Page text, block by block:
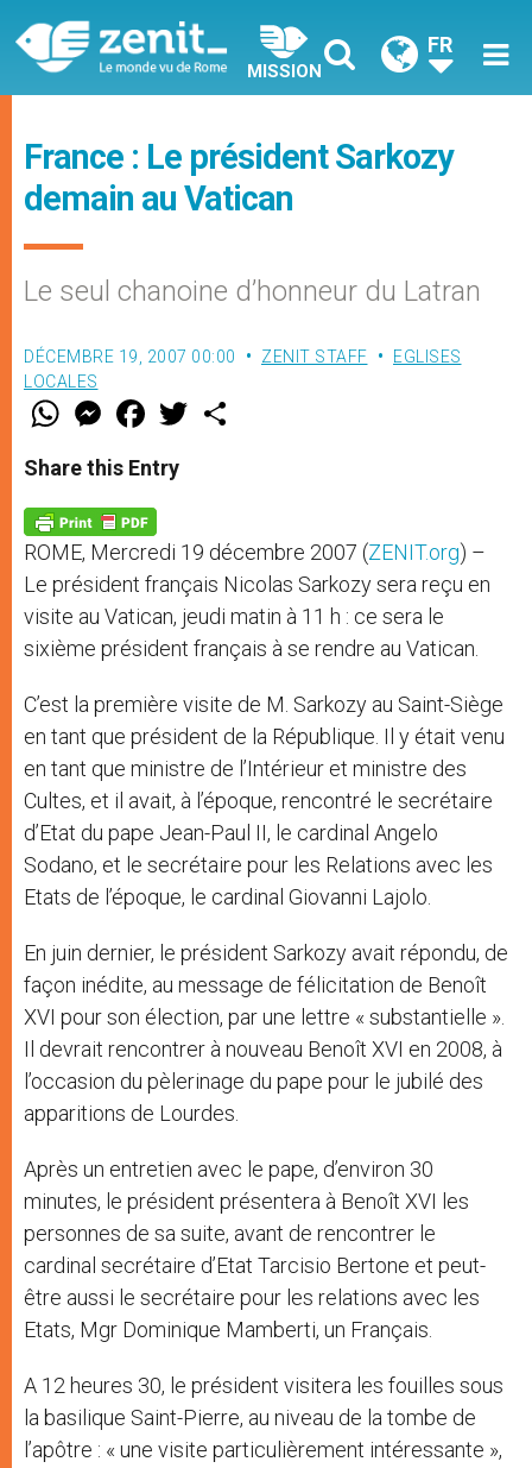
MISSION
FR
France : Le président Sarkozy
demain au Vatican
Le seul chanoine d’honneur du Latran
DÉCEMBRE 19, 2007 00:00 ZENIT STAFF
EGLISES
LOCALES
W
t
s
p
p
M
e
s
e
g
e
r
F
a
e
b
o
k
w
Share this Entry
ROME, Mercredi 19 décembre 2007 (ZENIT.org) –
Le président français Nicolas Sarkozy sera reçu en
visite au Vatican, jeudi matin à 11 h : ce sera le
sixième président français à se rendre au Vatican.
C’est la première visite de M. Sarkozy au Saint-Siège
en tant que président de la République. Il y était venu
en tant que ministre de l’Intérieur et ministre des
Cultes, et il avait, à l’époque, rencontré le secrétaire
d’Etat du pape Jean-Paul II, le cardinal Angelo
Sodano, et le secrétaire pour les Relations avec les
Etats de l’époque, le cardinal Giovanni Lajolo.
En juin dernier, le président Sarkozy avait répondu, de
façon inédite, au message de félicitation de Benoît
XVI pour son élection, par une lettre « substantielle ».
Il devrait rencontrer à nouveau Benoît XVI en 2008, à
l’occasion du pèlerinage du pape pour le jubilé des
apparitions de Lourdes.
Après un entretien avec le pape, d’environ 30
minutes, le président présentera à Benoît XVI les
personnes de sa suite, avant de rencontrer le
cardinal secrétaire d’Etat Tarcisio Bertone et peut-
être aussi le secrétaire pour les relations avec les
Etats, Mgr Dominique Mamberti, un Français.
A 12 heures 30, le président visitera les fouilles sous
la basilique Saint-Pierre, au niveau de la tombe de
l’apôtre : « une visite particulièrement intéressante »,